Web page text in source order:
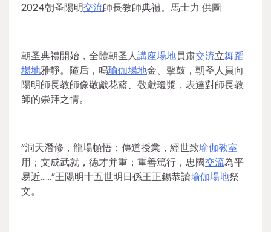
2024朝圣陽明交流師長教師典禮。馬士力 供圖
朝圣典禮開始，全體朝圣人講座場地員肅交流立舞蹈
場地雅靜。隨后，鳴瑜伽場地金、擊鼓，朝圣人員向
陽明師長教師像敬獻花籃、敬獻瓊漿，表達對師長教
師的崇拜之情。
“洞天潛修，龍場頓悟；傳道授業，經世致瑜伽教室
用；文成武就，德才并重；重善篤行，忠國交流為平
易近……”王陽明十五世明日孫王正錫恭讀瑜伽場地祭
文。